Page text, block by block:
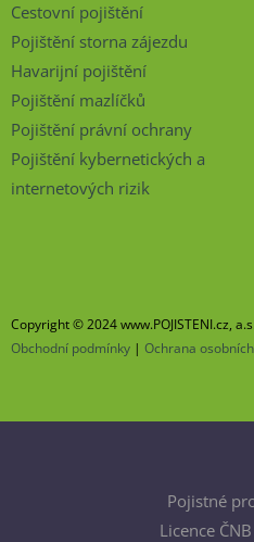
Cestovní pojištění
Pojištění storna zájezdu
Havarijní pojištění
Pojištění mazlíčků
Pojištění právní ochrany
Pojištění kybernetických a
internetových rizik
Copyright © 2024 www.POJISTENI.cz,
Obchodní podmínky | Ochrana
Pojistné
Licence